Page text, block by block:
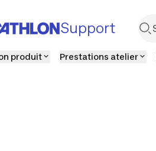
Support
produit Prestations atelier